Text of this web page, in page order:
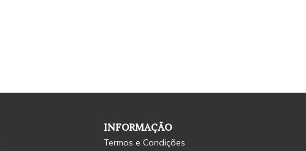
INFORMAÇÃO
Termos e Condições